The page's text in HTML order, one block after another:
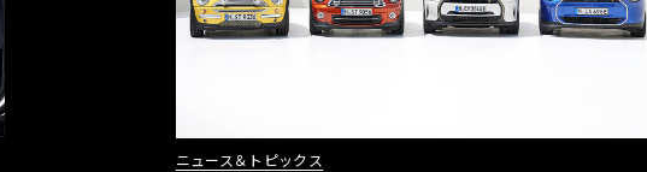
ニュース＆トピックス